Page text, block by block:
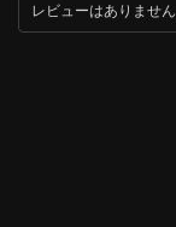
レビューはありません